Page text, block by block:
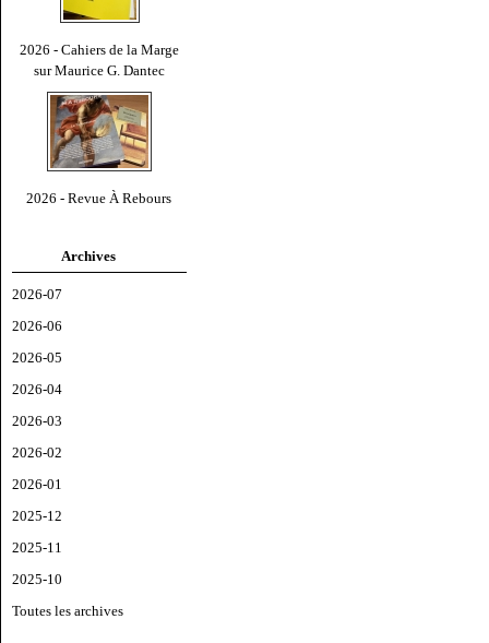
2026 - Cahiers de la Marge
sur Maurice G. Dantec
2026 - Revue À Rebours
Archives
2026-07
2026-06
2026-05
2026-04
2026-03
2026-02
2026-01
2025-12
2025-11
2025-10
Toutes les archives